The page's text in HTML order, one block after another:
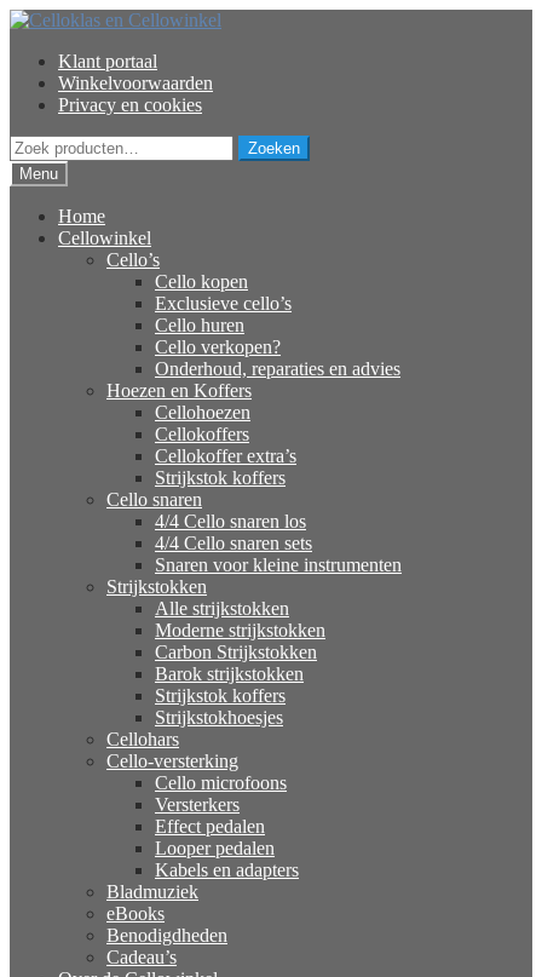
Ga
naar
navigatie
Ga
inhoud
Klant portaal
Winkelvoorwaarden
Privacy en cookies
Zoeken
naar:
Zoeken
Menu
Home
Cellowinkel
Cello’s
Cello kopen
Exclusieve cello’s
Cello huren
Cello verkopen?
Onderhoud, reparaties en advies
Hoezen en Koffers
Cellohoezen
Cellokoffers
Cellokoffer extra’s
Strijkstok koffers
Cello snaren
4/4 Cello snaren los
4/4 Cello snaren sets
Snaren voor kleine instrumenten
Strijkstokken
Alle strijkstokken
Moderne strijkstokken
Carbon Strijkstokken
Barok strijkstokken
Strijkstok koffers
Strijkstokhoesjes
Cellohars
Cello-versterking
Cello microfoons
Versterkers
Effect pedalen
Looper pedalen
Kabels en adapters
Bladmuziek
eBooks
Benodigdheden
Cadeau’s